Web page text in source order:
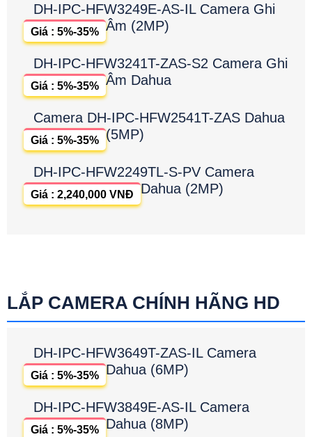
DH-IPC-HFW3249E-AS-IL Camera Ghi
Âm (2MP)
Giá : 5%-35%
DH-IPC-HFW3241T-ZAS-S2 Camera Ghi
Âm Dahua
Giá : 5%-35%
Camera DH-IPC-HFW2541T-ZAS Dahua
(5MP)
Giá : 5%-35%
DH-IPC-HFW2249TL-S-PV Camera
Dahua (2MP)
Giá : 2,240,000 VNĐ
LẮP CAMERA CHÍNH HÃNG HD
DH-IPC-HFW3649T-ZAS-IL Camera
Dahua (6MP)
Giá : 5%-35%
DH-IPC-HFW3849E-AS-IL Camera
Dahua (8MP)
Giá : 5%-35%